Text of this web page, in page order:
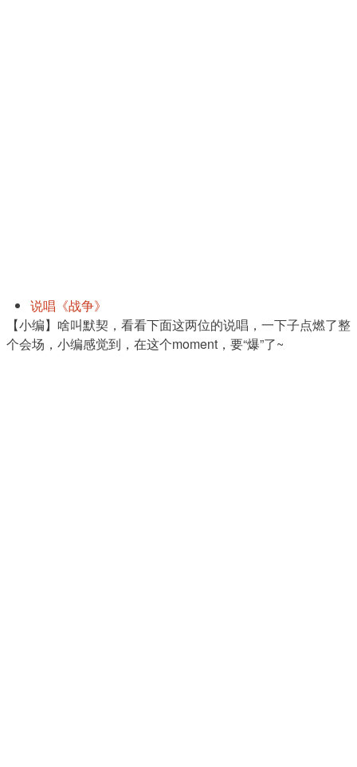
说唱《战争》
【小编】啥叫默契，看看下面这两位的说唱，一下子点燃了整
个会场，小编感觉到，在这个moment，要“爆”了~